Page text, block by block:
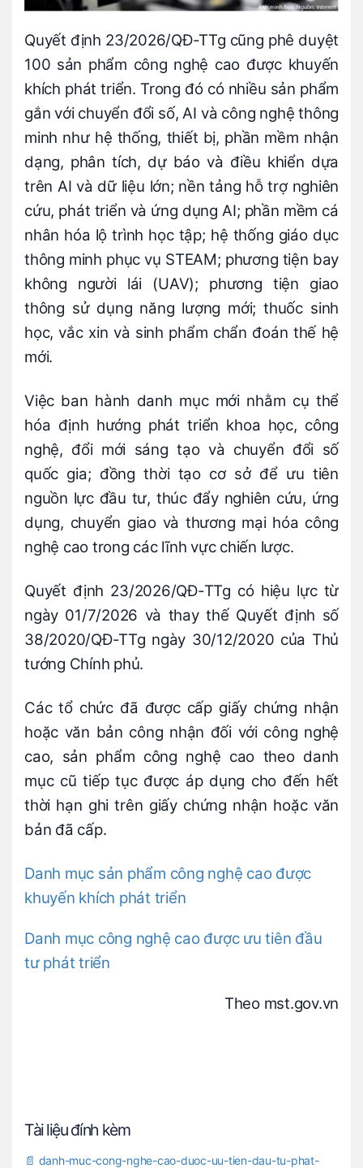
Quyết định 23/2026/QĐ-TTg cũng phê duyệt
100 sản phẩm công nghệ cao được khuyến
khích phát triển. Trong đó có nhiều sản phẩm
gắn với chuyển đổi số, AI và công nghệ thông
minh như hệ thống, thiết bị, phần mềm nhận
dạng, phân tích, dự báo và điều khiển dựa
trên AI và dữ liệu lớn; nền tảng hỗ trợ nghiên
cứu, phát triển và ứng dụng AI; phần mềm cá
nhân hóa lộ trình học tập; hệ thống giáo dục
thông minh phục vụ STEAM; phương tiện bay
không người lái (UAV); phương tiện giao
thông sử dụng năng lượng mới; thuốc sinh
học, vắc xin và sinh phẩm chẩn đoán thế hệ
mới.
Việc ban hành danh mục mới nhằm cụ thể
hóa định hướng phát triển khoa học, công
nghệ, đổi mới sáng tạo và chuyển đổi số
quốc gia; đồng thời tạo cơ sở để ưu tiên
nguồn lực đầu tư, thúc đẩy nghiên cứu, ứng
dụng, chuyển giao và thương mại hóa công
nghệ cao trong các lĩnh vực chiến lược.
Quyết định 23/2026/QĐ-TTg có hiệu lực từ
ngày 01/7/2026 và thay thế Quyết định số
38/2020/QĐ-TTg ngày 30/12/2020 của Thủ
tướng Chính phủ.
Các tổ chức đã được cấp giấy chứng nhận
hoặc văn bản công nhận đối với công nghệ
cao, sản phẩm công nghệ cao theo danh
mục cũ tiếp tục được áp dụng cho đến hết
thời hạn ghi trên giấy chứng nhận hoặc văn
bản đã cấp.
Danh mục sản phẩm công nghệ cao được
khuyến khích phát triển
Danh mục công nghệ cao được ưu tiên đầu
tư phát triển
Theo mst.gov.vn
Tài liệu đính kèm
📄 danh-muc-cong-nghe-cao-duoc-uu-tien-dau-tu-phat-